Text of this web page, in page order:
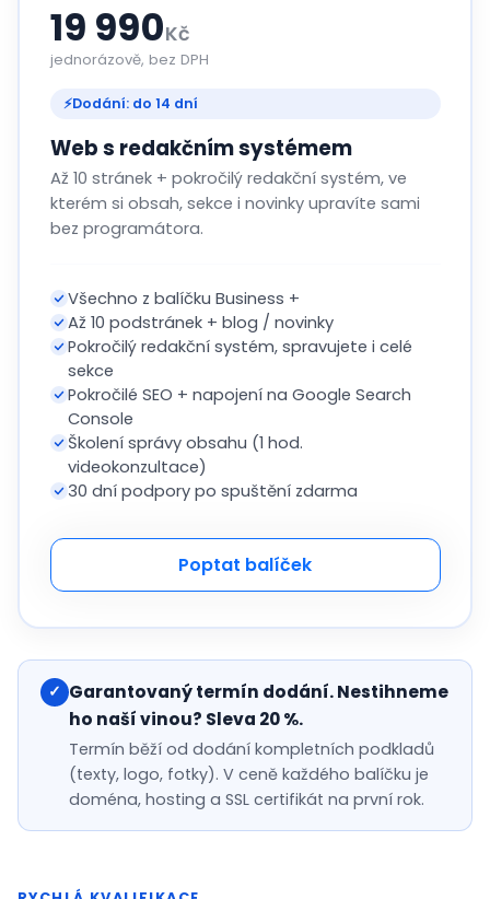
19 990Kč
jednorázově, bez DPH
⚡Dodání: do 14 dní
Web s redakčním systémem
Až 10 stránek + pokročilý redakční systém, ve
kterém si obsah, sekce i novinky upravíte sami
bez programátora.
Všechno z balíčku Business +
Až 10 podstránek + blog / novinky
Pokročilý redakční systém, spravujete i celé
sekce
Pokročilé SEO + napojení na Google Search
Console
Školení správy obsahu (1 hod.
videokonzultace)
30 dní podpory po spuštění zdarma
Poptat balíček
✓ Garantovaný termín dodání. Nestihneme
ho naší vinou? Sleva 20 %.
Termín běží od dodání kompletních podkladů
(texty, logo, fotky). V ceně každého balíčku je
doména, hosting a SSL certifikát na první rok.